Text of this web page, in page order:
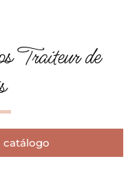
Traiteur de
catálogo